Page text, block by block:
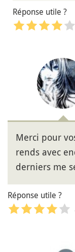
Réponse utile ?
Merci pour
rends avec
derniers me
Réponse utile ?